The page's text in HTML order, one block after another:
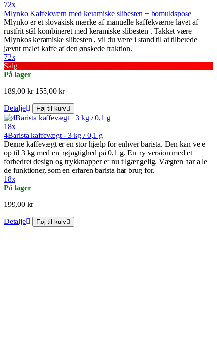
72x
Mlynko Kaffekværn med keramiske slibesten + bomuldspose
Mlynko er et slovakisk mærke af manuelle kaffekværne lavet af
rustfrit stål kombineret med keramiske slibesten . Takket være
Mlynkos keramiske slibesten , vil du være i stand til at tilberede
jævnt malet kaffe af den ønskede fraktion.
72x
Salg
På lager
189,00 kr 155,00 kr
Detalje Føj til kurv
18x
4Barista kaffevægt - 3 kg / 0,1 g
Denne kaffevægt er en stor hjælp for enhver barista. Den kan veje
op til 3 kg med en nøjagtighed på 0,1 g. En ny version med et
forbedret design og trykknapper er nu tilgængelig. Vægten har alle
de funktioner, som en erfaren barista har brug for.
18x
På lager
199,00 kr
Detalje Føj til kurv